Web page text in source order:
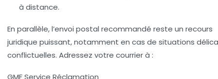
à distance.
En parallèle, l’envoi postal recommandé reste un recours
juridique puissant, notamment en cas de situations
conflictuelles. Adressez votre courrier à :
GMF Service Réclamation